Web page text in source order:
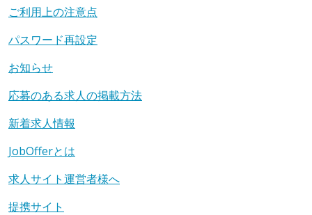
ご利用上の注意点
パスワード再設定
お知らせ
応募のある求人の掲載方法
新着求人情報
JobOfferとは
求人サイト運営者様へ
提携サイト